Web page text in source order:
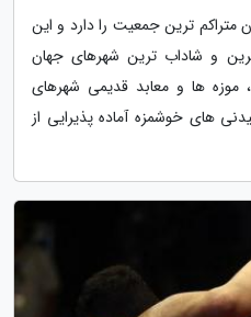
متراکم ترین جمعیت را دارد و این
و شاداب ترین شهرهای جهان
موزه ها و معابد قدیمی شهرهای
های خوشمزه آماده پذیرایی از